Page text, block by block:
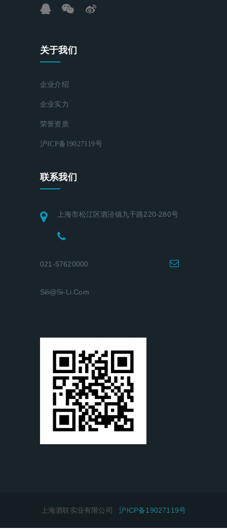
关于我们
企业介绍
企业实力
荣誉资质
沪ICP备19027119号
联系我们
上海市松江区泗泾镇九干路220-280号
021-57620000
Sili@si-Li.com
上海泗联实业有限公司沪ICP备19027119号